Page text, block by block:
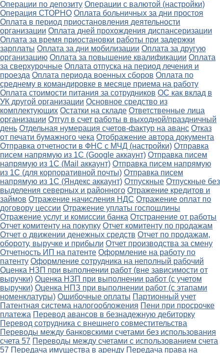
Операции по депозиту Операции с валютой (настройки)
Операция СТОРНО Оплата больничных за дни простоя
Оплата в период приостановления деятельности
организации Оплата дней прохождения диспансеризации
Оплата за время приостановки работы при задержки
зарплаты Оплата за дни мобилизации Оплата за другую
организацию Оплата за повышение квалификации Оплата
за сверхурочные Оплата отпуска на период лечения и
проезда Оплата периода военных сборов Оплата по
среднему в командировке в месяце приема на работу
Оплата стоимости питания за сотрудников ОС как вклад в
УК другой организации Основное средство из
комплектующих Остатки на складе Ответственные лица
организации Отгул в счет работы в выходной/праздничный
день Отдельная нумерация счетов-фактур на аванс Отказ
от печати бумажного чека Отображение автора документа
Отправка отчетности в ФНС с МЧД (настройки) Отправка
писем напрямую из 1С (Google аккаунт) Отправка писем
напрямую из 1С (Mail аккаунт) Отправка писем напрямую
из 1С (для корпоративной почты) Отправка писем
напрямую из 1С (Яндекс аккаунт) Отпускные Отпускные без
выделения северных и районного Отражение кредитов и
займов Отражение начисления НДС Отражение оплат по
договору цессии Отражение уплаты госпошлины
Отражение услуг и комиссии банка Отстранение от работы
Отчет комитенту на покупку Отчет комитенту по продажам
Отчет о движении денежных средств Отчет по продажам,
обороту, выручке и прибыли Отчет производства за смену
Отчетность ИП на патенте Оформление на работу по
патенту Оформление сотрудника на неполный рабочий
Оценка НЗП при выполнении работ (вне зависимости от
выручки) Оценка НЗП при выполнении работ (с учетом
выручки) Оценка НПЗ при выполнении работ (с этапами
номенклатуры) Ошибочные оплаты Партионный учет
Патентная система налогообложения Пени при просрочке
платежа Перевод авансов в безнадежную дебиторку
Перевод сотрудника с внешнего совместительства
Переводы между банковскими счетами без использования
счета 57 Переводы между счетами с использованием счета
57 Передача имущества в аренду Передача права на